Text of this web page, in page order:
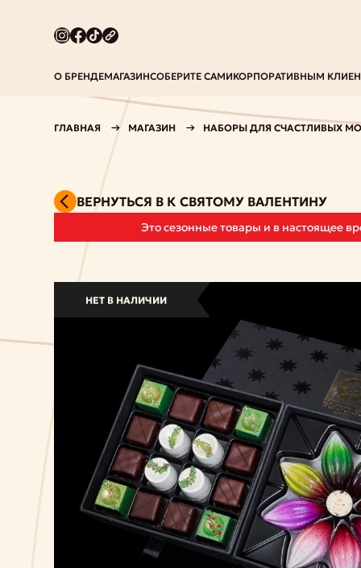
О БРЕНДЕМАГАЗИНСОБЕРИТЕ САМИКОРПОРАТИВНЫМ
ГЛАВНАЯ МАГАЗИН НАБОРЫ ДЛЯ СЧАСТЛИВЫХ
ВЕРНУТЬСЯ В К СВЯТОМУ ВАЛЕНТИНУ
Это сезонные товары и в настоящее
НЕТ В НАЛИЧИИ